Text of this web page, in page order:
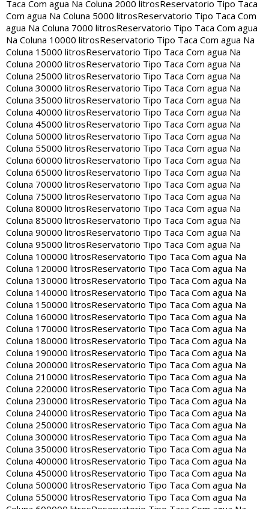
Taca Com agua Na Coluna 2000 litrosReservatorio Tipo Taca
Com agua Na Coluna 5000 litrosReservatorio Tipo Taca Com
agua Na Coluna 7000 litrosReservatorio Tipo Taca Com agua
Na Coluna 10000 litrosReservatorio Tipo Taca Com agua Na
Coluna 15000 litrosReservatorio Tipo Taca Com agua Na
Coluna 20000 litrosReservatorio Tipo Taca Com agua Na
Coluna 25000 litrosReservatorio Tipo Taca Com agua Na
Coluna 30000 litrosReservatorio Tipo Taca Com agua Na
Coluna 35000 litrosReservatorio Tipo Taca Com agua Na
Coluna 40000 litrosReservatorio Tipo Taca Com agua Na
Coluna 45000 litrosReservatorio Tipo Taca Com agua Na
Coluna 50000 litrosReservatorio Tipo Taca Com agua Na
Coluna 55000 litrosReservatorio Tipo Taca Com agua Na
Coluna 60000 litrosReservatorio Tipo Taca Com agua Na
Coluna 65000 litrosReservatorio Tipo Taca Com agua Na
Coluna 70000 litrosReservatorio Tipo Taca Com agua Na
Coluna 75000 litrosReservatorio Tipo Taca Com agua Na
Coluna 80000 litrosReservatorio Tipo Taca Com agua Na
Coluna 85000 litrosReservatorio Tipo Taca Com agua Na
Coluna 90000 litrosReservatorio Tipo Taca Com agua Na
Coluna 95000 litrosReservatorio Tipo Taca Com agua Na
Coluna 100000 litrosReservatorio Tipo Taca Com agua Na
Coluna 120000 litrosReservatorio Tipo Taca Com agua Na
Coluna 130000 litrosReservatorio Tipo Taca Com agua Na
Coluna 140000 litrosReservatorio Tipo Taca Com agua Na
Coluna 150000 litrosReservatorio Tipo Taca Com agua Na
Coluna 160000 litrosReservatorio Tipo Taca Com agua Na
Coluna 170000 litrosReservatorio Tipo Taca Com agua Na
Coluna 180000 litrosReservatorio Tipo Taca Com agua Na
Coluna 190000 litrosReservatorio Tipo Taca Com agua Na
Coluna 200000 litrosReservatorio Tipo Taca Com agua Na
Coluna 210000 litrosReservatorio Tipo Taca Com agua Na
Coluna 220000 litrosReservatorio Tipo Taca Com agua Na
Coluna 230000 litrosReservatorio Tipo Taca Com agua Na
Coluna 240000 litrosReservatorio Tipo Taca Com agua Na
Coluna 250000 litrosReservatorio Tipo Taca Com agua Na
Coluna 300000 litrosReservatorio Tipo Taca Com agua Na
Coluna 350000 litrosReservatorio Tipo Taca Com agua Na
Coluna 400000 litrosReservatorio Tipo Taca Com agua Na
Coluna 450000 litrosReservatorio Tipo Taca Com agua Na
Coluna 500000 litrosReservatorio Tipo Taca Com agua Na
Coluna 550000 litrosReservatorio Tipo Taca Com agua Na